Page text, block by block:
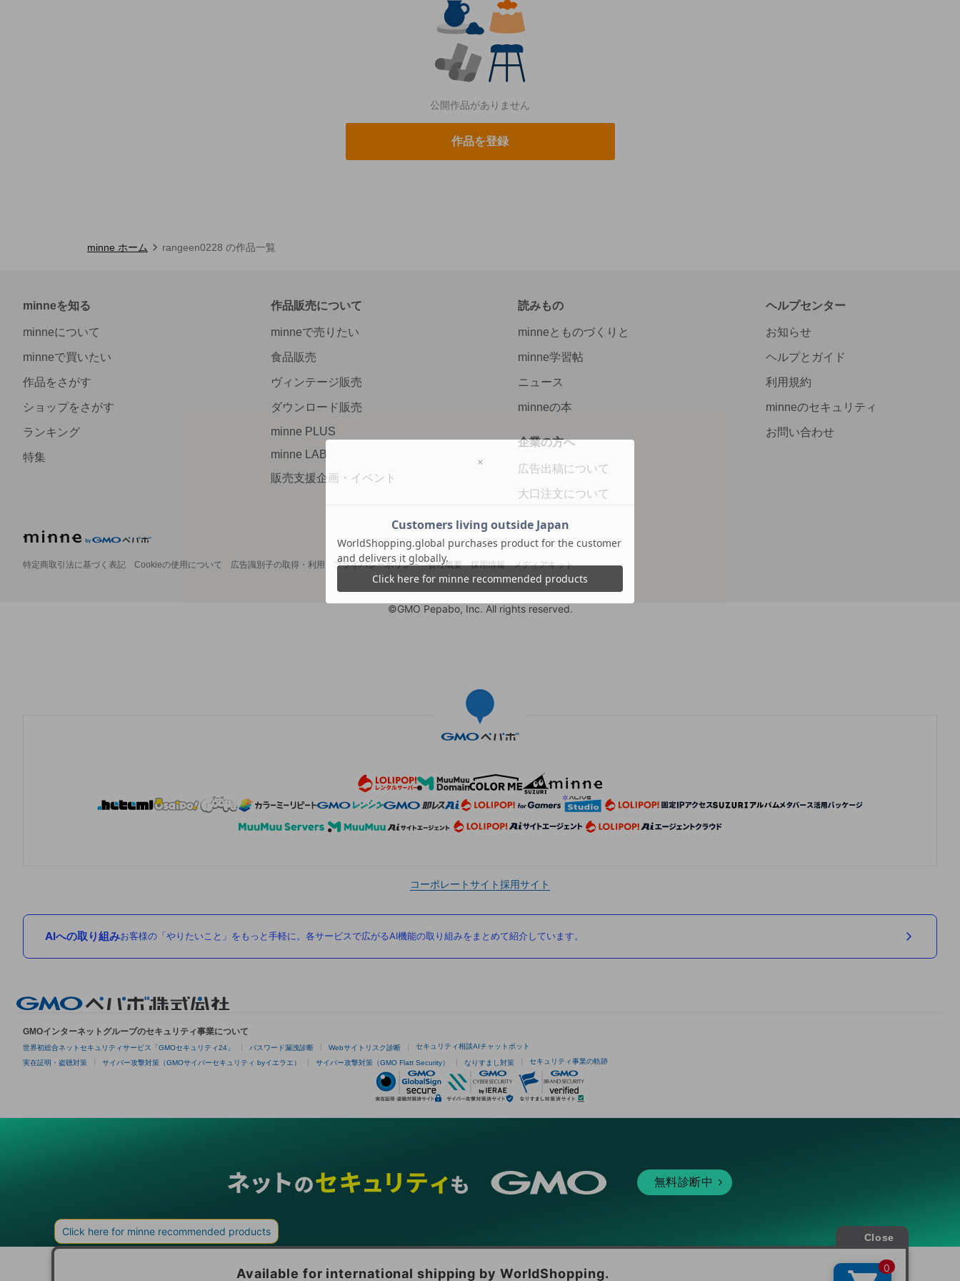
公開作品がありません
作品を登録
minne ホーム rangeen0228 の作品一覧
minneを知る
minneについて
minneで買いたい
作品をさがす
ショップをさがす
ランキング
特集
作品販売について
minneで売りたい
食品販売
ヴィンテージ販売
ダウンロード販売
minne PLUS
minne LAB
販売支援企画・イベント
読みもの
minneとものづくりと
minne学習帖
ニュース
minneの本
企業の方へ
広告出稿について
大口注文について
ヘルプセンター
お知らせ
ヘルプとガイド
利用規約
minneのセキュリティ
お問い合わせ
特定商取引法に基づく表記 Cookieの使用について 広告識別子の取得・利用 プライバシーポリシー 会社概要 採用情報 メディアキット
©GMO Pepabo, Inc. All rights reserved.
コーポレートサイト採用サイト
AIへの取り組みお客様の「やりたいこと」をもっと手軽に。各サービスで広がるAI機能の取り組みをまとめて紹介しています。
GMOインターネットグループのセキュリティ事業について
世界初総合ネットセキュリティサービス「GMOセキュリティ24」 パスワード漏洩診断 Webサイトリスク診断 セキュリティ相談AIチャットボット
実在証明・盗聴対策 サイバー攻撃対策（GMOサイバーセキュリティ byイエラエ） サイバー攻撃対策（GMO Flatt Security） なりすまし対策 セキュリティ事業の軌跡
無料診断中